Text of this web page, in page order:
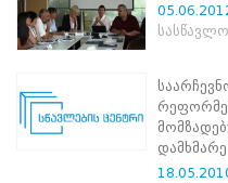
პარტნიორობა